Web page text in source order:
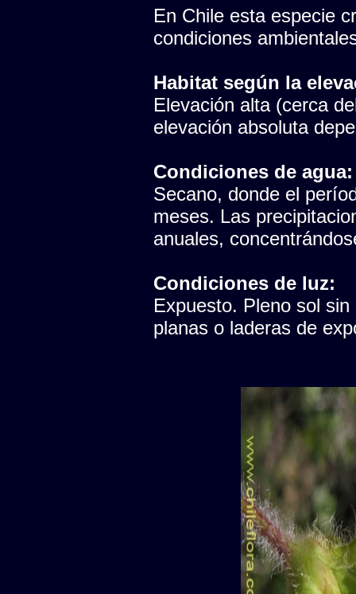
En Chile esta especie
condiciones
Habitat según la
Elevación alta (cerca
elevación absoluta
Condiciones de agua:
Secano, donde el
meses. Las
anuales,
Condiciones de luz:
Expuesto. Pleno sol
planas o laderas de